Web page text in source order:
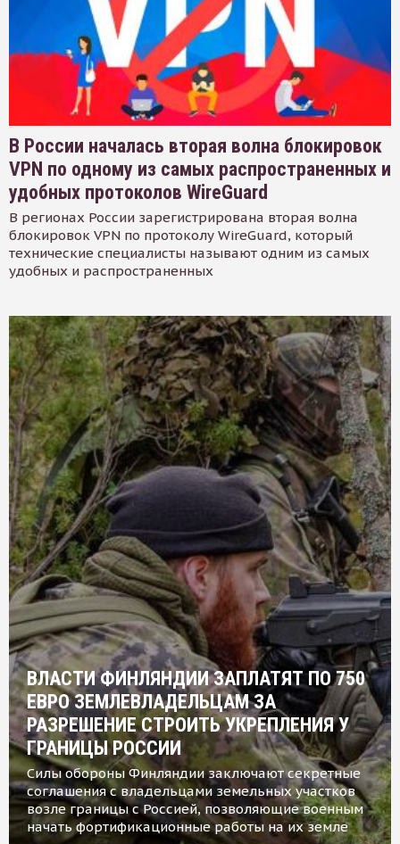
В России началась вторая волна блокировок
VPN по одному из самых распространенных и
удобных протоколов WireGuard
В регионах России зарегистрирована вторая волна
блокировок VPN по протоколу WireGuard, который
технические специалисты называют одним из самых
удобных и распространенных
ВЛАСТИ ФИНЛЯНДИИ ЗАПЛАТЯТ ПО 750
ЕВРО ЗЕМЛЕВЛАДЕЛЬЦАМ ЗА
РАЗРЕШЕНИЕ СТРОИТЬ УКРЕПЛЕНИЯ У
ГРАНИЦЫ РОССИИ
Силы обороны Финляндии заключают секретные
соглашения с владельцами земельных участков
возле границы с Россией, позволяющие военным
начать фортификационные работы на их земле